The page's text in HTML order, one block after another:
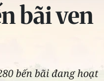
bãi ven
bến bãi đang hoạt